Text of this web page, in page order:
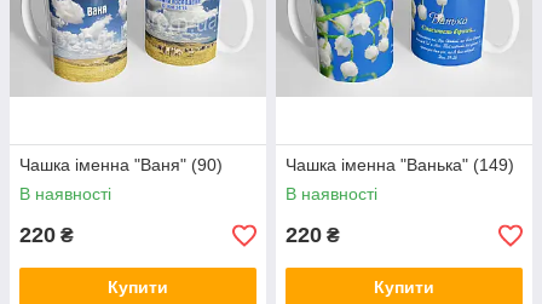
Чашка іменна "Ваня" (90)
В наявності
220 ₴
Купити
Чашка іменна "Ванька" (149)
В наявності
220 ₴
Купити